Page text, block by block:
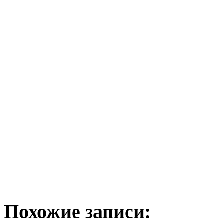
Похожие записи: